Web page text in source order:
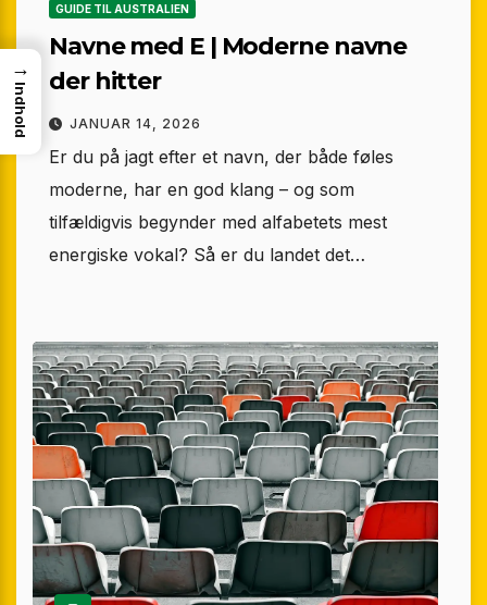
GUIDE TIL AUSTRALIEN
Navne med E | Moderne navne
der hitter
JANUAR 14, 2026
Er du på jagt efter et navn, der både føles
moderne, har en god klang – og som
tilfældigvis begynder med alfabetets mest
energiske vokal? Så er du landet det…
→
Indhold